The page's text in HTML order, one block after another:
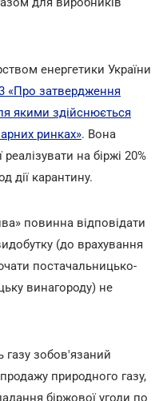
енергетики України
«Про затвердження
якими здійснюється
ринках». Вона
на біржі 20%
дії карантину.
повинна відповідати
(до врахування
постачальницько-
винагороду) не
газу зобов'язаний
природного газу,
біржової угоди по